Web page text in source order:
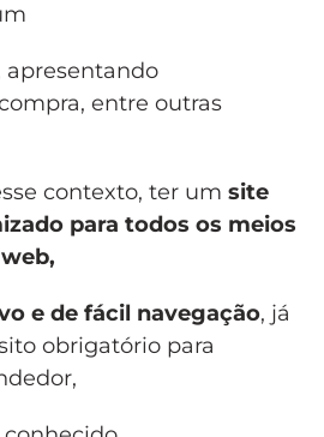
apresentando
entre outras
contexto, ter um site
para todos os meios
,
e de fácil navegação, já
obrigatório para